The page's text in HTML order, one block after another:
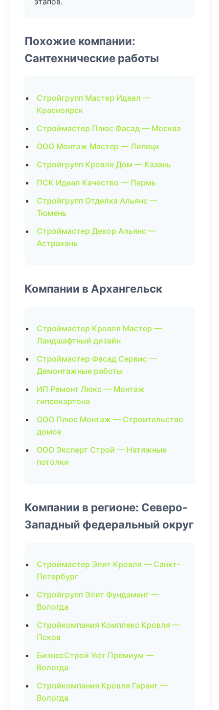
Похожие компании:
Сантехнические работы
Стройгрупп Мастер Идеал —
Красноярск
Строймастер Плюс Фасад — Москва
ООО Монтаж Мастер — Липецк
Стройгрупп Кровля Дом — Казань
ПСК Идеал Качество — Пермь
Стройгрупп Отделка Альянс —
Тюмень
Строймастер Декор Альянс —
Астрахань
Компании в Архангельск
Строймастер Кровля Мастер —
Ландшафтный дизайн
Строймастер Фасад Сервис —
Демонтажные работы
ИП Ремонт Люкс — Монтаж
гипсокартона
ООО Плюс Монтаж — Строительство
домов
ООО Эксперт Строй — Натяжные
потолки
Компании в регионе: Северо-
Западный федеральный округ
Строймастер Элит Кровля — Санкт-
Петербург
Стройгрупп Элит Фундамент —
Вологда
Стройкомпания Комплекс Кровля —
Псков
БизнесСтрой Уют Премиум —
Вологда
Стройкомпания Кровля Гарант —
Вологда